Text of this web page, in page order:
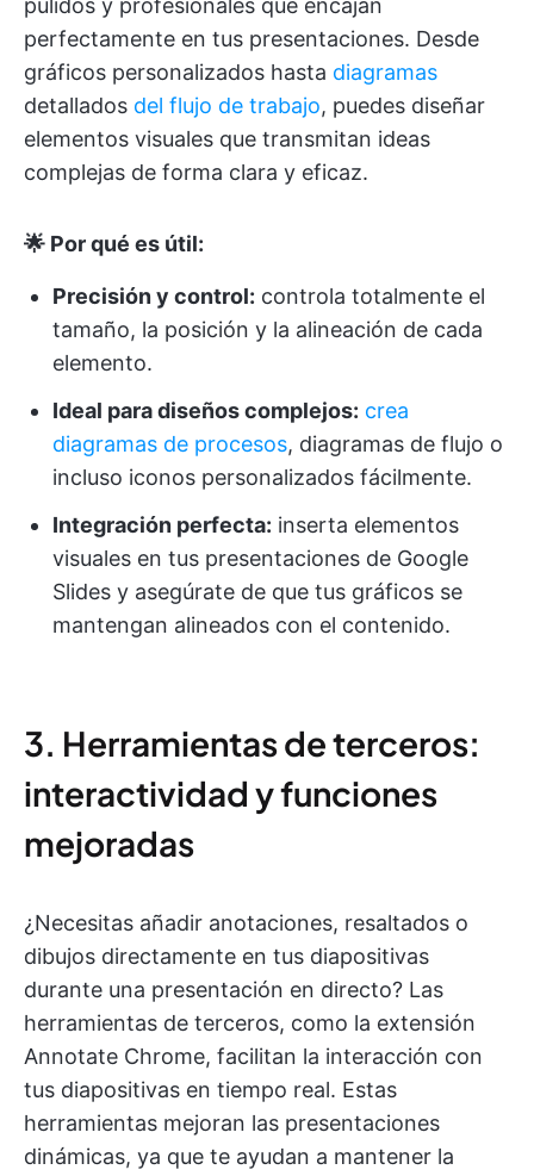
pulidos y profesionales que encajan
perfectamente en tus presentaciones. Desde
gráficos personalizados hasta diagramas
detallados del flujo de trabajo, puedes diseñar
elementos visuales que transmitan ideas
complejas de forma clara y eficaz.
🌟 Por qué es útil:
Precisión y control: controla totalmente el
tamaño, la posición y la alineación de cada
elemento.
Ideal para diseños complejos: crea
diagramas de procesos, diagramas de flujo o
incluso iconos personalizados fácilmente.
Integración perfecta: inserta elementos
visuales en tus presentaciones de Google
Slides y asegúrate de que tus gráficos se
mantengan alineados con el contenido.
3. Herramientas de terceros:
interactividad y funciones
mejoradas
¿Necesitas añadir anotaciones, resaltados o
dibujos directamente en tus diapositivas
durante una presentación en directo? Las
herramientas de terceros, como la extensión
Annotate Chrome, facilitan la interacción con
tus diapositivas en tiempo real. Estas
herramientas mejoran las presentaciones
dinámicas, ya que te ayudan a mantener la